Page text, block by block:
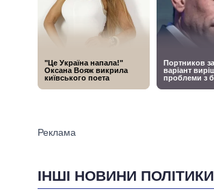
ІНШІ НОВИНИ ПОЛІТИКИ